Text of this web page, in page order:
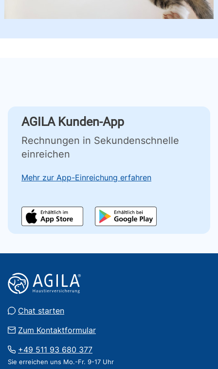
AGILA Kunden-App
Rechnungen in Sekundenschnelle
einreichen
Mehr zur App-Einreichung erfahren